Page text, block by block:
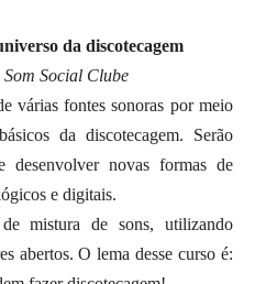
da discotecagem
Social Clube
várias fontes sonoras por meio
da discotecagem. Serão
desenvolver novas formas de
e digitais.
mistura de sons, utilizando
abertos. O lema desse curso é: